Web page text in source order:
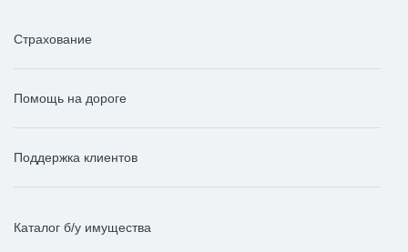
Страхование
Помощь на дороге
Поддержка клиентов
Каталог б/у имущества